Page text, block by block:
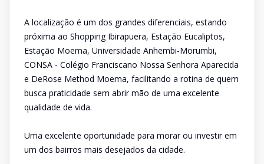
A localização é um dos grandes diferenciais, estando
próxima ao Shopping Ibirapuera, Estação Eucaliptos,
Estação Moema, Universidade Anhembi-Morumbi,
CONSA - Colégio Franciscano Nossa Senhora Aparecida
e DeRose Method Moema, facilitando a rotina de quem
busca praticidade sem abrir mão de uma excelente
qualidade de vida.
Uma excelente oportunidade para morar ou investir em
um dos bairros mais desejados da cidade.